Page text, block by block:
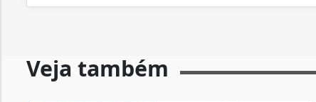
Veja também